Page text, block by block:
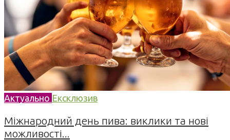
Актуально Ексклюзив
Міжнародний день пива: виклики та нові
можливості...